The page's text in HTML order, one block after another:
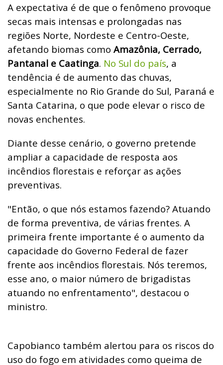
A expectativa é de que o fenômeno provoque
secas mais intensas e prolongadas nas
regiões Norte, Nordeste e Centro-Oeste,
afetando biomas como Amazônia, Cerrado,
Pantanal e Caatinga. No Sul do país, a
tendência é de aumento das chuvas,
especialmente no Rio Grande do Sul, Paraná e
Santa Catarina, o que pode elevar o risco de
novas enchentes.
Diante desse cenário, o governo pretende
ampliar a capacidade de resposta aos
incêndios florestais e reforçar as ações
preventivas.
"Então, o que nós estamos fazendo? Atuando
de forma preventiva, de várias frentes. A
primeira frente importante é o aumento da
capacidade do Governo Federal de fazer
frente aos incêndios florestais. Nós teremos,
esse ano, o maior número de brigadistas
atuando no enfrentamento", destacou o
ministro.
Capobianco também alertou para os riscos do
uso do fogo em atividades como queima de